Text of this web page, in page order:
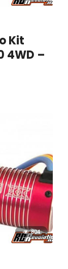
Kit
4WD –
804